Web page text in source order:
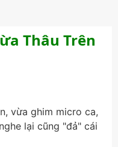
Thâu Trên
vừa ghim micro ca,
lại cũng "đả" cái